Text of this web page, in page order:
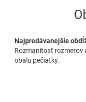
Najpredávanejšie
Rozmanitosť rozmerov
obalu pečiatky.